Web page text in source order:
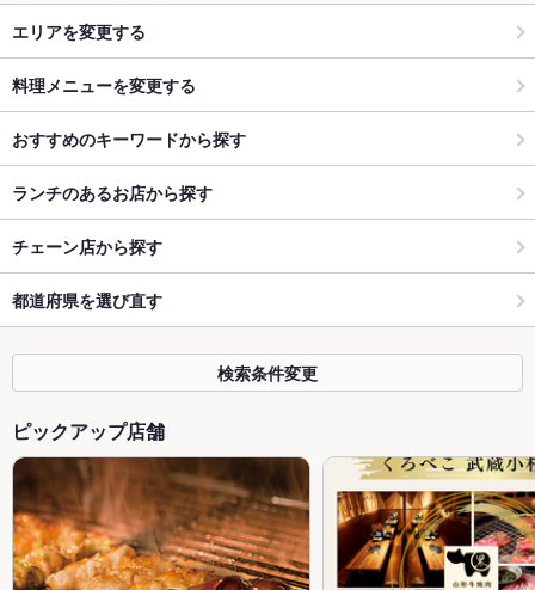
エリアを変更する
料理メニューを変更する
おすすめのキーワードから探す
ランチのあるお店から探す
チェーン店から探す
都道府県を選び直す
検索条件変更
ピックアップ店舗